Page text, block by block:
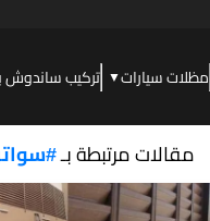
مظلات سيارات▼ تركيب ساندوش
مقالات مرتبطة بـ